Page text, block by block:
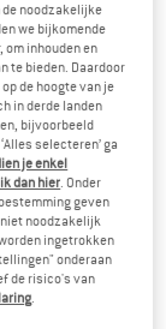
noodzakelijke
we bijkomende
inhouden en
te bieden. Daardoor
de hoogte van je
in derde landen
bijvoorbeeld
selecteren’ ga
je enkel
dan hier. Onder
geven
noodzakelijk
ingetrokken
onderaan
de risico's van
.